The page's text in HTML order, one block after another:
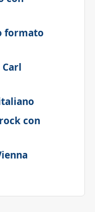
formato
con